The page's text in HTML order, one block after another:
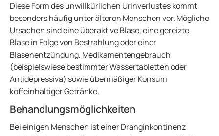
Diese Form des unwillkürlichen Urinverlustes kommt
besonders häufig unter älteren Menschen vor. Mögliche
Ursachen sind eine überaktive Blase, eine gereizte
Blase in Folge von Bestrahlung oder einer
Blasenentzündung, Medikamentengebrauch
(beispielswiese bestimmter Wassertabletten oder
Antidepressiva) sowie übermäßiger Konsum
koffeinhaltiger Getränke.
Behandlungsmöglichkeiten
Bei einigen Menschen ist einer Dranginkontinenz